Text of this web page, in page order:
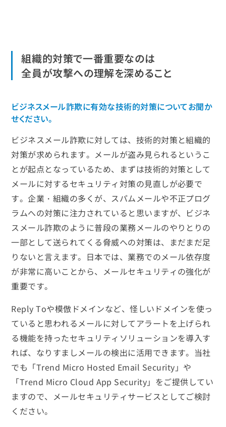
組織的対策で一番重要なのは
全員が攻撃への理解を深めること
ビジネスメール詐欺に有効な技術的対策についてお聞か
せください。
ビジネスメール詐欺に対しては、技術的対策と組織的
対策が求められます。メールが盗み見られるというこ
とが起点となっているため、まずは技術的対策として
メールに対するセキュリティ対策の見直しが必要で
す。企業・組織の多くが、スパムメールや不正プログ
ラムへの対策に注力されていると思いますが、ビジネ
スメール詐欺のように普段の業務メールのやりとりの
一部として送られてくる脅威への対策は、まだまだ足
りないと言えます。日本では、業務でのメール依存度
が非常に高いことから、メールセキュリティの強化が
重要です。
Reply Toや模倣ドメインなど、怪しいドメインを使っ
ていると思われるメールに対してアラートを上げられ
る機能を持ったセキュリティソリューションを導入す
れば、なりすましメールの検出に活用できます。当社
でも「Trend Micro Hosted Email Security」や
「Trend Micro Cloud App Security」をご提供してい
ますので、メールセキュリティサービスとしてご検討
ください。